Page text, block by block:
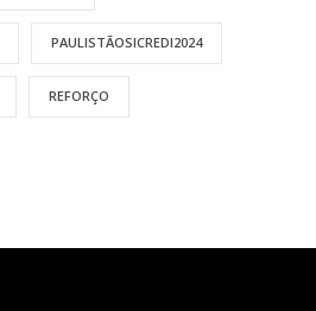
PAULISTÃOSICREDI2024
REFORÇO